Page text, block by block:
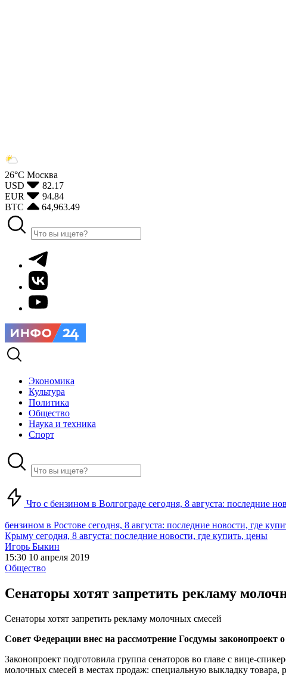
26°С Москва
USD
82.17
EUR
94.84
BTC
64,963.49
Экономика
Культура
Политика
Общество
Наука и техника
Спорт
Что с бензином в Волгограде сегодня, 8 августа: последние
бензином в Ростове сегодня, 8 августа: последние новости, где
Крыму сегодня, 8 августа: последние новости, где купить, цены
Игорь Быкин
15:30 10 апреля 2019
Общество
Сенаторы хотят запретить рекламу
Сенаторы хотят запретить рекламу молочных смесей
Совет Федерации внес на рассмотрение Госдумы законопроект
Законопроект подготовила группа сенаторов во главе с вице-
молочных смесей в местах продаж: специальную выкладку товара,